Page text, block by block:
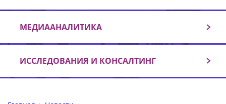
МЕДИААНАЛИТИКА
ИССЛЕДОВАНИЯ И КОНСАЛТИНГ